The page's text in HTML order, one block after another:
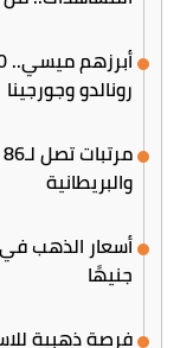
رونالدو وجورجينا
والبريطانية
جنيهًا